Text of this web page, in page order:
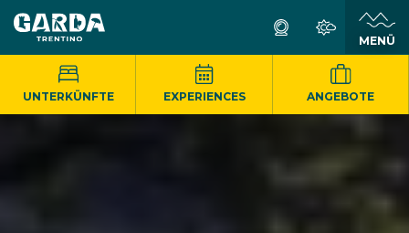
MENÜ
UNTERKÜNFTE EXPERIENCES ANGEBOTE